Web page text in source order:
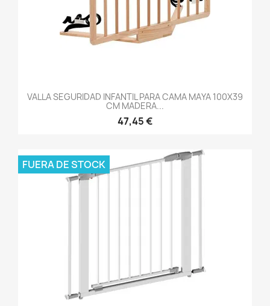
VALLA SEGURIDAD INFANTIL PARA CAMA MAYA 100X39
CM MADERA...
47,45 €
FUERA DE STOCK